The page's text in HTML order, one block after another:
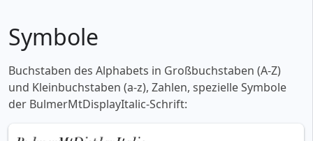
Symbole
Buchstaben des Alphabets in Großbuchstaben (A-Z)
und Kleinbuchstaben (a-z), Zahlen, spezielle Symbole
der BulmerMtDisplayItalic-Schrift: